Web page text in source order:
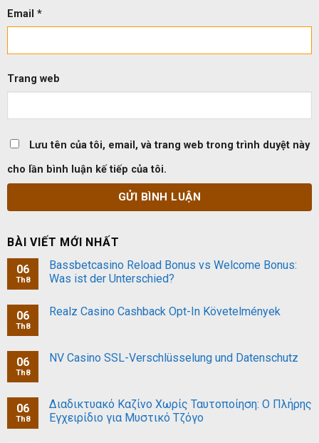
Email *
Trang web
Lưu tên của tôi, email, và trang web trong trình duyệt này
cho lần bình luận kế tiếp của tôi.
BÀI VIẾT MỚI NHẤT
06
Th8
Bassbetcasino Reload Bonus vs Welcome Bonus:
Was ist der Unterschied?
06
Th8
Realz Casino Cashback Opt-In Követelmények
06
Th8
NV Casino SSL-Verschlüsselung und Datenschutz
06
Th8
Διαδικτυακό Καζίνο Χωρίς Ταυτοποίηση: Ο Πλήρης
Εγχειρίδιο για Μυστικό Τζόγο